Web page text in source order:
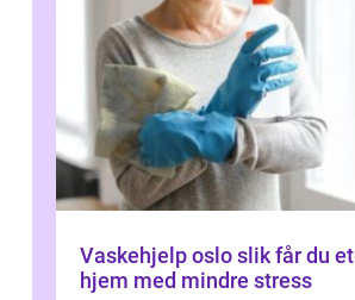
Vaskehjelp oslo slik får du et renere
hjem med mindre stress